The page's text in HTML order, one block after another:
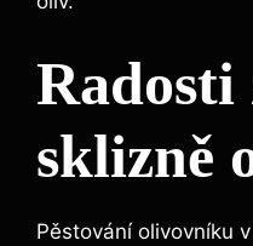
sklizně
Pěstování olivovníku